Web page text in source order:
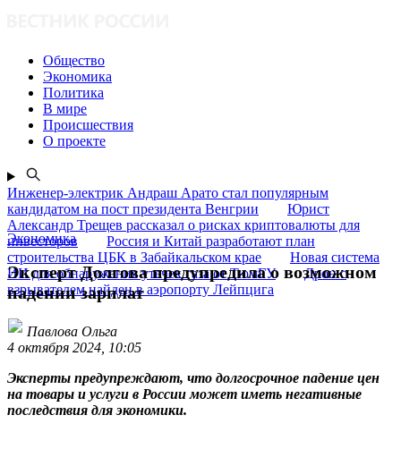
Общество
Экономика
Политика
В мире
Происшествия
О проекте
Инженер-электрик Андраш Арато стал популярным
кандидатом на пост президента Венгрии
Юрист
Александр Трещев рассказал о рисках криптовалюты для
инвесторов
Россия и Китай разработают план
строительства ЦБК в Забайкальском крае
Новая система
ИИ для обнаружения утечек газа от ТюмГУ
Дрон с
взрывателем найден в аэропорту Лейпцига
Экономика
Эксперт Долгова предупредила о возможном
падении зарплат
Павлова Ольга
4 октября 2024, 10:05
Эксперты предупреждают, что долгосрочное падение цен
на товары и услуги в России может иметь негативные
последствия для экономики.